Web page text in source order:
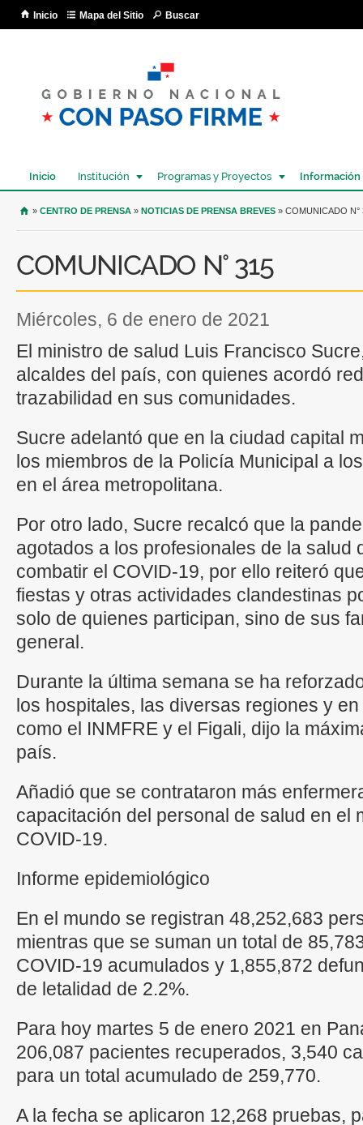
Inicio Mapa del Sitio Buscar
Inicio Institución Programas y Proyectos Información
USTED SE ENCUENTRA AQUÍ
» CENTRO DE PRENSA » NOTICIAS DE PRENSA BREVES » COMUNICADO N°
COMUNICADO N° 315
miércoles, 6 de enero de 2021
El ministro de salud Luis Francisco
alcaldes del país, con quienes acordó
trazabilidad en sus comunidades.
Sucre adelantó que en la ciudad capital
los miembros de la Policía Municipal a
en el área metropolitana.
Por otro lado, Sucre recalcó que la
agotados a los profesionales de la salud
combatir el COVID-19, por ello reiteró
fiestas y otras actividades clandestinas
solo de quienes participan, sino de sus
general.
Durante la última semana se ha
los hospitales, las diversas regiones y
como el INMFRE y el Figali, dijo la
país.
Añadió que se contrataron más
capacitación del personal de salud en el
COVID-19.
Informe epidemiológico
En el mundo se registran 48,252,683
mientras que se suman un total de
COVID-19 acumulados y 1,855,872
de letalidad de 2.2%.
Para hoy martes 5 de enero 2021 en
206,087 pacientes recuperados, 3,540
para un total acumulado de 259,770.
A la fecha se aplicaron 12,268 pruebas,